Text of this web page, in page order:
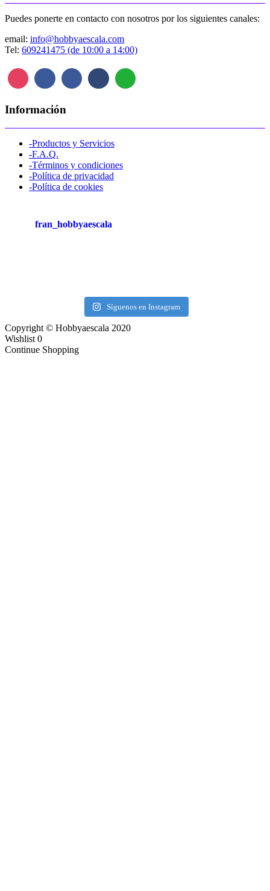
Puedes ponerte en contacto con nosotros por los siguientes canales:
email: info@hobbyaescala.com
Tel: 609241475 (de 10:00 a 14:00)
Información
-Productos y Servicios
-F.A.Q.
-Términos y condiciones
-Política de privacidad
-Política de cookies
fran_hobbyaescala
Síguenos en Instagram
Copyright © Hobbyaescala 2020
Wishlist 0
Continue Shopping